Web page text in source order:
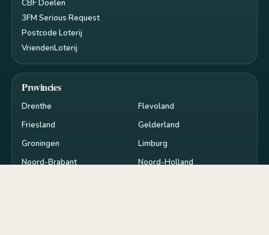
CBF Doelen
3FM Serious Request
Postcode Loterij
VriendenLoterij
Provincies
Drenthe
Flevoland
Friesland
Gelderland
Groningen
Limburg
Noord-Brabant
Noord-Holland